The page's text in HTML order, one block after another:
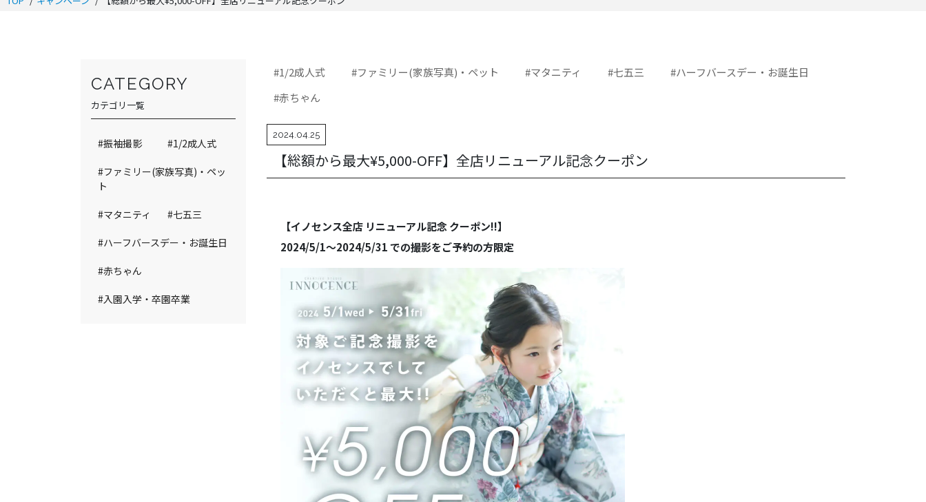
#1/2成人式 #ファミリー(家族写真)・ペット #マタニティ #七五三
#ハーフバースデー・お誕生日
#赤ちゃん
2024.04.25
【総額から最大¥5,000-OFF】全店リニューアル記念クーポン
【イノセンス全店 リニューアル記念 クーポン!!】
2024/5/1～2024/5/31 での撮影をご予約の方限定
CATEGORY
カテゴリ一覧
#振袖撮影 #1/2成人式
#ファミリー(家族写真)・ペッ
ト
#マタニティ #七五三
#ハーフバースデー・お誕生日
#赤ちゃん
#入園入学・卒園卒業